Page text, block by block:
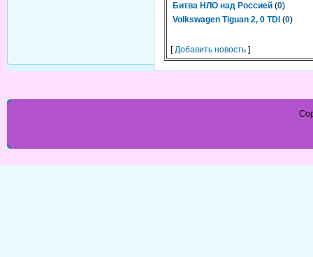
Битва НЛО над Россией (0)
Volkswagen Tiguan 2, 0 TDI (0)
[Добавить новость ]